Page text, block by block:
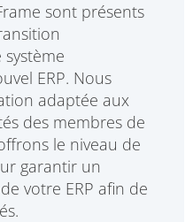
sont présents
ERP. Nous
adaptée aux
des membres de
le niveau de
garantir un
votre ERP afin de